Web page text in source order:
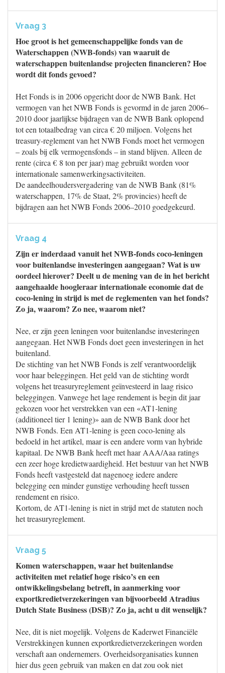
Vraag 3
Hoe groot is het gemeenschappelijke fonds van de
Waterschappen (NWB-fonds) van waaruit de
waterschappen buitenlandse projecten financieren? Hoe
wordt dit fonds gevoed?
Het Fonds is in 2006 opgericht door de NWB Bank. Het
vermogen van het NWB Fonds is gevormd in de jaren 2006–
2010 door jaarlijkse bijdragen van de NWB Bank oplopend
tot een totaalbedrag van circa € 20 miljoen. Volgens het
treasury-reglement van het NWB Fonds moet het vermogen
– zoals bij elk vermogensfonds – in stand blijven. Alleen de
rente (circa € 8 ton per jaar) mag gebruikt worden voor
internationale samenwerkingsactiviteiten.
De aandeelhoudersvergadering van de NWB Bank (81%
waterschappen, 17% de Staat, 2% provincies) heeft de
bijdragen aan het NWB Fonds 2006–2010 goedgekeurd.
Vraag 4
Zijn er inderdaad vanuit het NWB-fonds coco-leningen
voor buitenlandse investeringen aangegaan? Wat is uw
oordeel hierover? Deelt u de mening van de in het bericht
aangehaalde hoogleraar internationale economie dat de
coco-lening in strijd is met de reglementen van het fonds?
Zo ja, waarom? Zo nee, waarom niet?
Nee, er zijn geen leningen voor buitenlandse investeringen
aangegaan. Het NWB Fonds doet geen investeringen in het
buitenland.
De stichting van het NWB Fonds is zelf verantwoordelijk
voor haar beleggingen. Het geld van de stichting wordt
volgens het treasuryreglement geïnvesteerd in laag risico
beleggingen. Vanwege het lage rendement is begin dit jaar
gekozen voor het verstrekken van een «AT1-lening
(additioneel tier 1 lening)» aan de NWB Bank door het
NWB Fonds. Een AT1-lening is geen coco-lening als
bedoeld in het artikel, maar is een andere vorm van hybride
kapitaal. De NWB Bank heeft met haar AAA/Aaa ratings
een zeer hoge kredietwaardigheid. Het bestuur van het NWB
Fonds heeft vastgesteld dat nagenoeg iedere andere
belegging een minder gunstige verhouding heeft tussen
rendement en risico.
Kortom, de AT1-lening is niet in strijd met de statuten noch
het treasuryreglement.
Vraag 5
Komen waterschappen, waar het buitenlandse
activiteiten met relatief hoge risico’s en een
ontwikkelingsbelang betreft, in aanmerking voor
exportkredietverzekeringen van bijvoorbeeld Atradius
Dutch State Business (DSB)? Zo ja, acht u dit wenselijk?
Nee, dit is niet mogelijk. Volgens de Kaderwet Financiële
Verstrekkingen kunnen exportkredietverzekeringen worden
verschaft aan ondernemers. Overheidsorganisaties kunnen
hier dus geen gebruik van maken en dat zou ook niet